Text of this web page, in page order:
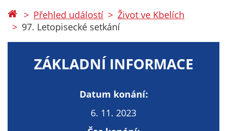
Přehled událostí
Život ve Kbelích
97. Letopisecké setkání
ZÁKLADNÍ INFORMACE
Datum konání:
6. 11. 2023